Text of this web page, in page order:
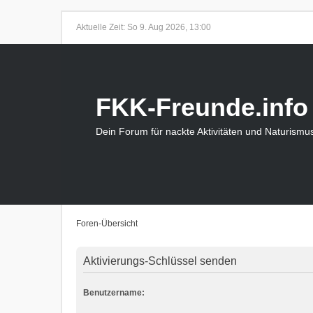
Aktuelle Zeit: So 9. Aug 2026, 13:00
FKK-Freunde.info
Dein Forum für nackte Aktivitäten und
Foren-Übersicht
Aktivierungs-Schlüssel senden
Benutzername: